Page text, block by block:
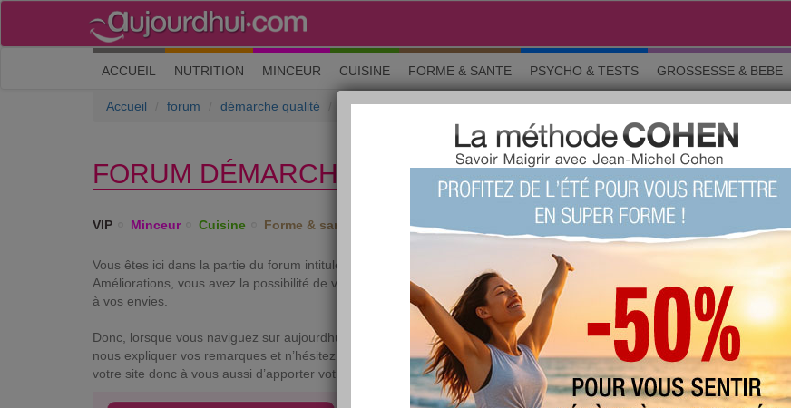
ACCUEIL (current)
NUTRITION MINCEUR CUISINE FORME & SANTE PSYCHO & TESTS GROSSESSE & BEBE
Accueil forum démarche qualité Suggestions et améliorations
FORUM DÉMARCHE QUALITÉ › SUGGESTIONS ET
VIP Minceur Cuisine Forme & santé Psycho & tests Grossesse Maman & bébé Beauté La
Vous êtes ici dans la partie du forum intitulée démarche qualité. Le but principal est d’améliorer le site aujourdhui.com
Améliorations, vous avez la possibilité de vous exprimer librement et de nous donner votre avis sur le site. Le but est
à vos envies.
Donc, lorsque vous naviguez sur aujourdhui.com, n’hésitez pas à noter tout ce qui vous semble incohérent, compliqué
nous expliquer vos remarques et n’hésitez à nous donner des exemples concrets (adresse de la page, texte…). C’est à
votre site donc à vous aussi d’apporter votre pierre à l’édifice.